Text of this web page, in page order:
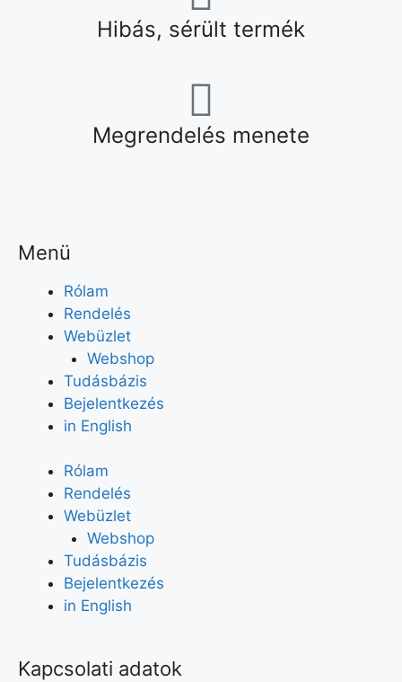
Hibás, sérült termék
Megrendelés menete
Menü
Rólam
Rendelés
Webüzlet
Webshop
Tudásbázis
Bejelentkezés
in English
Rólam
Rendelés
Webüzlet
Webshop
Tudásbázis
Bejelentkezés
in English
Kapcsolati adatok